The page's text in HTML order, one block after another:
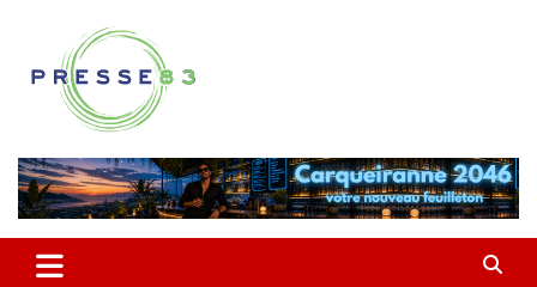
contenu
Presse 83